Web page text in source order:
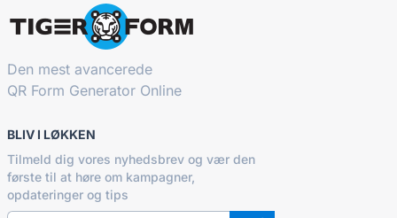
Den mest avancerede
QR Form Generator Online
BLIV I LØKKEN
Tilmeld dig vores nyhedsbrev og vær den
første til at høre om kampagner,
opdateringer og tips